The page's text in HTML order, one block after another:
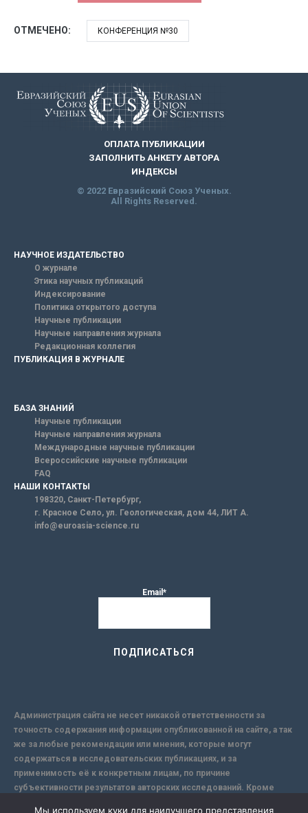
ОТМЕЧЕНО: КОНФЕРЕНЦИЯ №30
ОПЛАТА ПУБЛИКАЦИИ
ЗАПОЛНИТЬ АНКЕТУ АВТОРА
ИНДЕКСЫ
© 2022 Евразийский Союз Ученых.
All Rights Reserved.
НАУЧНОЕ ИЗДАТЕЛЬСТВО
О журнале
Этика научных публикаций
Индексирование
Политика открытого доступа
Научные публикации
Научные направления журнала
Редакционная коллегия
ПУБЛИКАЦИЯ В ЖУРНАЛЕ
БАЗА ЗНАНИЙ
Научные публикации
Научные направления журнала
Международные научные публикации
Всероссийские научные публикации
FAQ
НАШИ КОНТАКТЫ
198320, Санкт-Петербург,
г. Красное Село, ул. Геологическая, дом 44, ЛИТ А.
info@euroasia-science.ru
Email*
Администрация сайта не несет никакой ответственности за
точность содержания информации опубликованной на сайте, а так
же за любые рекомендации или мнения, которые могут
содержаться в исследовательских публикациях, и за
применимость её к конкретным лицам, по причине
субъективности результатов авторских исследований. Кроме
Мы используем куки для наилучшего представления